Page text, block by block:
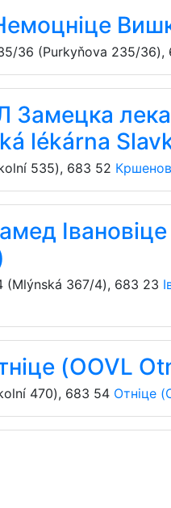
36 (Purkyňova 235/36),
lékárna
535), 683 52
(Mlýnská 367/4), 683 23
(OOVL
470), 683 54 Отніце